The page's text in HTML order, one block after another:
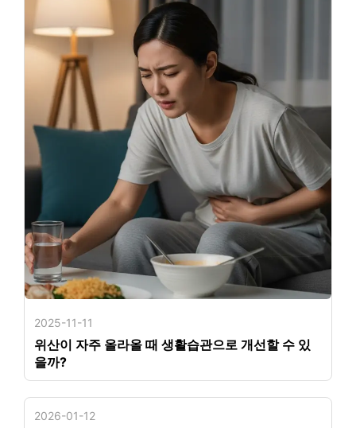
2025-11-11
위산이 자주 올라올 때 생활습관으로 개선할 수 있
을까?
2026-01-12